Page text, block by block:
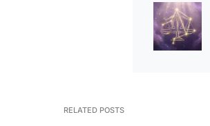
RELATED POSTS